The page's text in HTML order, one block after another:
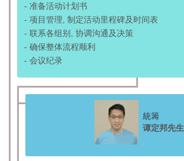
- 准备活动计划书
- 项目管理, 制定活动里程碑及时间表
- 联系各组别, 协调沟通及决策
- 确保整体流程顺利
- 会议纪录
統籌
谭定邦先生